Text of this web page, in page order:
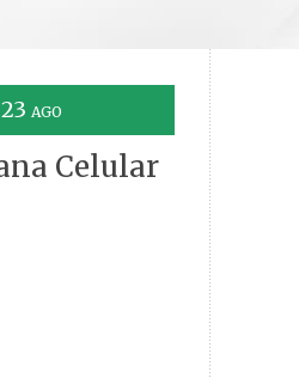
23 AGO
Celular